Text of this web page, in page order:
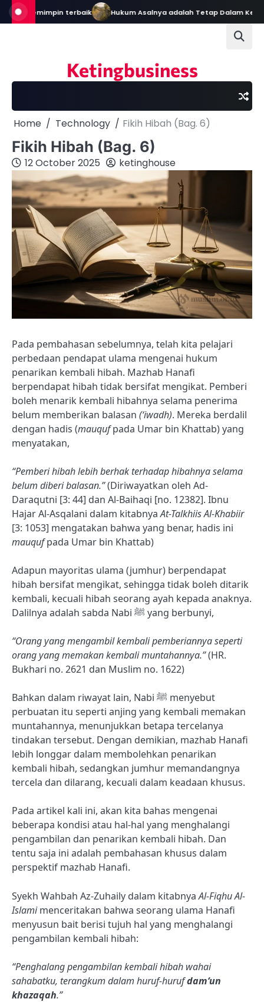
Skip
to
terbaik Hukum Asalnya adalah Tetap Dalam Keadaan
Ketingbusiness
Home Technology Fikih Hibah (Bag. 6)
Fikih Hibah (Bag. 6)
12 October 2025 ketinghouse
Pada pembahasan sebelumnya, telah kita pelajari
perbedaan pendapat ulama mengenai hukum
penarikan kembali hibah. Mazhab Hanafi
berpendapat hibah tidak bersifat mengikat. Pemberi
boleh menarik kembali hibahnya selama penerima
belum memberikan balasan (‘iwadh). Mereka berdalil
dengan hadis (mauqufpada Umar bin Khattab) yang
menyatakan,
“Pemberi hibah lebih berhak terhadap hibahnya selama
belum diberi balasan.”(Diriwayatkan oleh Ad-
Daraqutni [3: 44] dan Al-Baihaqi [no. 12382]. Ibnu
Hajar Al-Asqalani dalam kitabnyaAt-Talkhiis Al-Khabiir
[3: 1053] mengatakan bahwa yang benar, hadis ini
mauqufpada Umar bin Khattab)
Adapun mayoritas ulama (jumhur) berpendapat
hibah bersifat mengikat, sehingga tidak boleh ditarik
kembali, kecuali hibah seorang ayah kepada anaknya.
Dalilnya adalah sabda Nabi ﷺ yang berbunyi,
“Orang yang mengambil kembali pemberiannya seperti
orang yang memakan kembali muntahannya.”(HR.
Bukhari no. 2621 dan Muslim no. 1622)
Bahkan dalam riwayat lain, Nabi ﷺ menyebut
perbuatan itu seperti anjing yang kembali memakan
muntahannya, menunjukkan betapa tercelanya
tindakan tersebut. Dengan demikian, mazhab Hanafi
lebih longgar dalam membolehkan penarikan
kembali hibah, sedangkan jumhur memandangnya
tercela dan dilarang, kecuali dalam keadaan khusus.
Pada artikel kali ini, akan kita bahas mengenai
beberapa kondisi atau hal-hal yang menghalangi
pengambilan dan penarikan kembali hibah. Dan
tentu saja ini adalah pembahasan khusus dalam
perspektif mazhab Hanafi.
Syekh Wahbah Az-Zuhaily dalam kitabnyaAl-Fiqhu Al-
Islamimenceritakan bahwa seorang ulama Hanafi
menyusun bait berisi tujuh hal yang menghalangi
pengambilan kembali hibah:
“Penghalang pengambilan kembali hibah wahai
sahabatku, terangkum dalam huruf-hurufdam‘un
khazaqah.”